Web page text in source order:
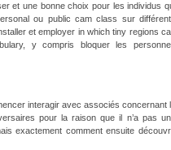
et une bonne choix pour les individus
ou public cam class sur
et employer in which tiny regions
y compris bloquer les
interagir avec associés concernant
pour la raison que il n’a pas
exactement comment ensuite